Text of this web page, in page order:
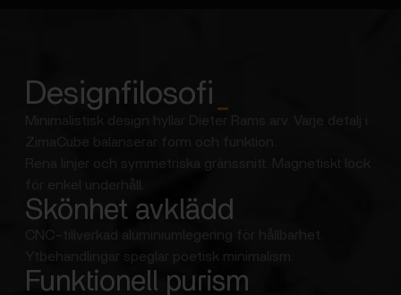
Designfilosofi
Minimalistisk design hyllar Dieter Rams arv. Varje detalj i
Rena linjer och symmetriska gränssnitt. Magnetiskt lock
för enkel underhåll.
Skönhet avklädd
CNC-tillverkad aluminiumlegering för hållbarhet.
Ytbehandlingar speglar poetisk minimalism.
Funktionell purism